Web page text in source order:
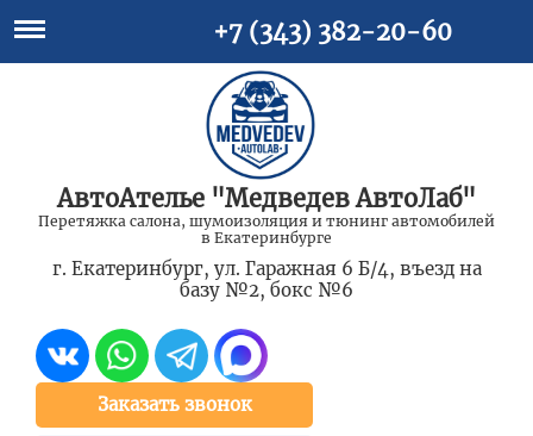
+7 (343) 382-20-60
АвтоАтелье "Медведев АвтоЛаб"
Перетяжка салона, шумоизоляция и тюнинг автомобилей
в Екатеринбурге
г. Екатеринбург, ул. Гаражная 6 Б/4, въезд на
базу №2, бокс №6
Заказать звонок